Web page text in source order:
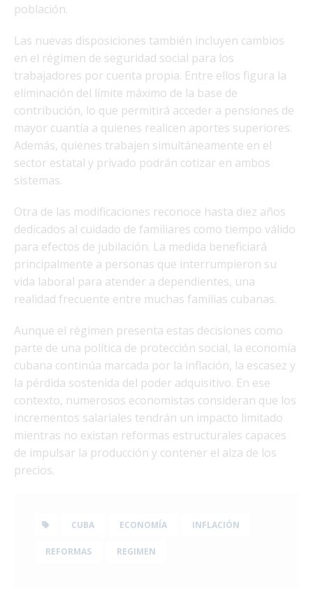
población.
Las nuevas disposiciones también incluyen cambios
en el régimen de seguridad social para los
trabajadores por cuenta propia. Entre ellos figura la
eliminación del límite máximo de la base de
contribución, lo que permitirá acceder a pensiones de
mayor cuantía a quienes realicen aportes superiores.
Además, quienes trabajen simultáneamente en el
sector estatal y privado podrán cotizar en ambos
sistemas.
Otra de las modificaciones reconoce hasta diez años
dedicados al cuidado de familiares como tiempo válido
para efectos de jubilación. La medida beneficiará
principalmente a personas que interrumpieron su
vida laboral para atender a dependientes, una
realidad frecuente entre muchas familias cubanas.
Aunque el régimen presenta estas decisiones como
parte de una política de protección social, la economía
cubana continúa marcada por la inflación, la escasez y
la pérdida sostenida del poder adquisitivo. En ese
contexto, numerosos economistas consideran que los
incrementos salariales tendrán un impacto limitado
mientras no existan reformas estructurales capaces
de impulsar la producción y contener el alza de los
precios.
CUBA ECONOMÍA INFLACIÓN
REFORMAS REGIMEN